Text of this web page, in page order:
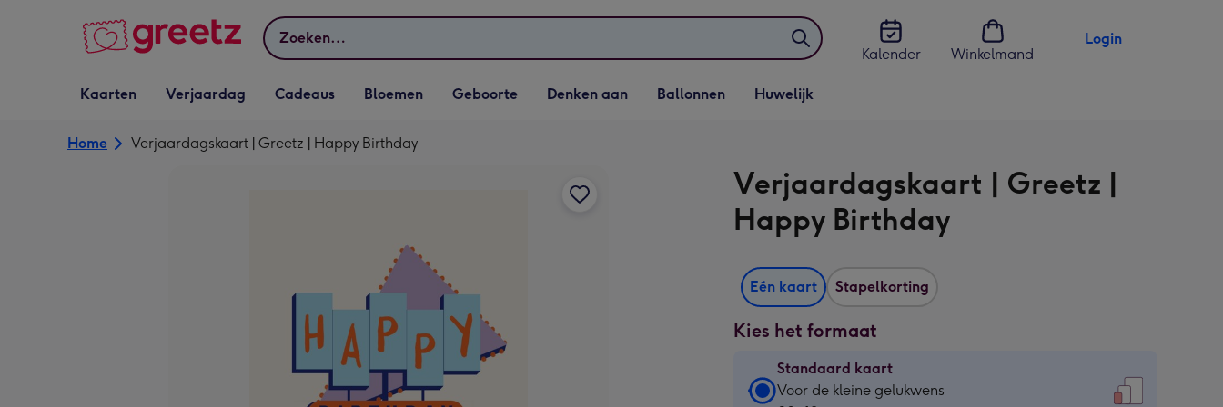
Zoeken
Kalender
Winkelmand
Login
Vervolgkeuzelijst
Kaarten openen
Kaarten
Vervolgkeuzelijst
Verjaardag openen
Verjaardag
Vervolgkeuzelijst
Cadeaus openen
Cadeaus
Vervolgkeuzelijst
Bloemen openen
Bloemen
Vervolgkeuzelijst
Geboorte openen
Geboorte
Vervolgkeuzelijst
Denken aan openen
Denken aan
Vervolgkeuzelijst
Ballonnen openen
Ballonnen
Vervolgkeuzelijst
Huwelijk openen
Huwelijk
Home Verjaardagskaart | Greetz | Happy Birthday
Verjaardagskaart | Greetz |
Happy Birthday
Eén kaart Stapelkorting
Kies het formaat
Standaard kaart
Standaard
Voor de kleine gelukwens